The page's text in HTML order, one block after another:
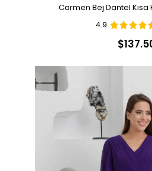
Carmen Bej Dantel Kısa
4.9